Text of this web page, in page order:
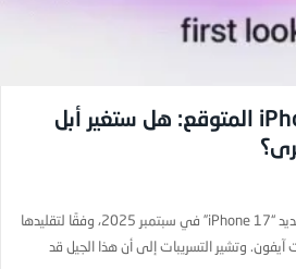
موعد إصدار iPhone 17 المتوقع: هل ستغير أبل
تستعد أبل للإعلان عن هاتفها الجديد “iPhone 17” في سبتمبر 2025، وفقًا لتقليدها
وتشير التسريبات إلى أن هذا الجيل قد